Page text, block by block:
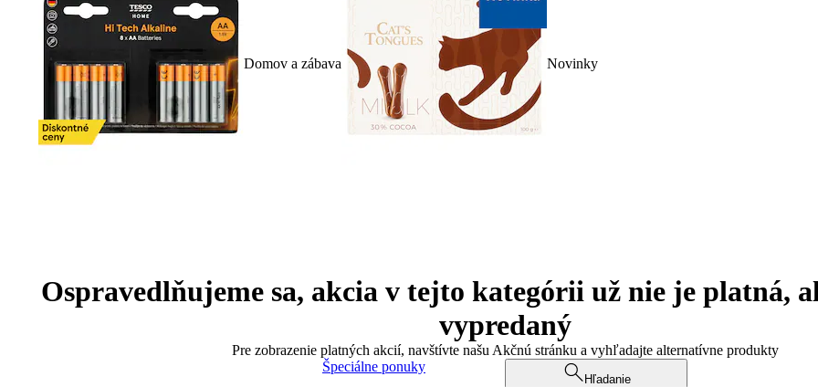
Domov a zábava Novinky
Ospravedlňujeme sa, akcia v tejto kategórii už nie je platná,
vypredaný
Pre zobrazenie platných akcií, navštívte našu Akčnú stránku a vyhľadajte alternatívne produkty
Špeciálne ponuky
Hľadanie